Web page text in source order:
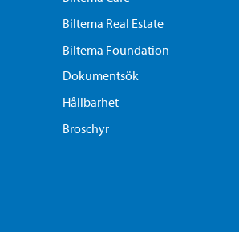
Biltema Real Estate
Biltema Foundation
Dokumentsök
Hållbarhet
Broschyr